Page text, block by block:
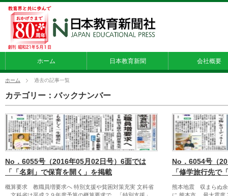
ホーム 日本教育新聞 会社概要
ホーム 過去の記事一覧
カテゴリー：バックナンバー
No．6055号（2016年05月02日号）6面では
「「名刺」で保育を開く」を掲載
概算要求 教職員増要求へ 特別支援や貧困対策充実 文科省
No．6054号（
「修学旅行先で
熊本地震 収まらぬ余